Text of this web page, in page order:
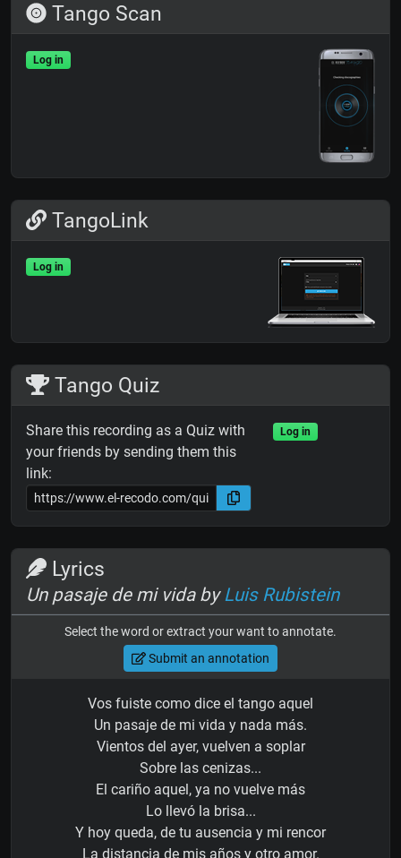
Tango Scan
Log in
TangoLink
Log in
Tango Quiz
Share this recording as a Quiz with
your friends by sending them this
link:
Log in
Lyrics
Un pasaje de mi vida byLuis Rubistein
Select the word or extract your want to annotate.
Submit an annotation
Vos fuiste como dice el tango aquel
Un pasaje de mi vida y nada más.
Vientos del ayer, vuelven a soplar
Sobre las cenizas...
El cariño aquel, ya no vuelve más
Lo llevó la brisa...
Y hoy queda, de tu ausencia y mi rencor
La distancia de mis años y otro amor.